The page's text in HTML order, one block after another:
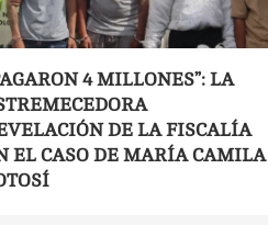
4 MILLONES”: LA
DE LA FISCALÍA
EL CASO DE MARÍA CAMILA